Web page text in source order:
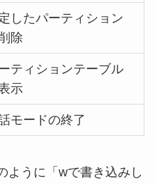
したパーティション
除
ティションテーブル
示
モードの終了
ように「wで書き込みし